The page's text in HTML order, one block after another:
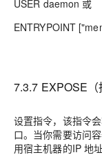
USER daemon 或
ENTRYPOINT
7.3.7 EXPOSE（
设置指令，该指令
口。当你需要访问
用宿主机器的IP 地